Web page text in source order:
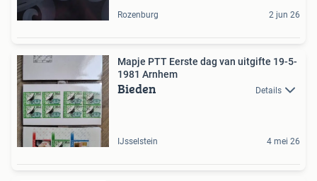
Rozenburg 2 jun 26
Mapje PTT Eerste dag van uitgifte 19-5-
1981 Arnhem
Bieden Details
IJsselstein 4 mei 26